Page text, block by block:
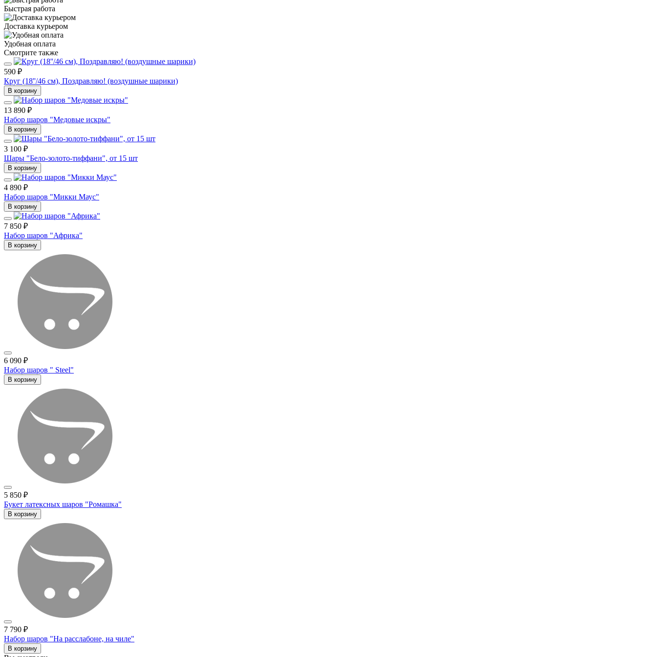
Быстрая работа
Доставка курьером
Удобная оплата
Смотрите также
590 ₽
Круг (18''/46 см), Поздравляю! (воздушные шарики)
В корзину
13 890 ₽
Набор шаров "Медовые искры"
В корзину
3 100 ₽
Шары "Бело-золото-тиффани", от 15 шт
В корзину
4 890 ₽
Набор шаров "Микки Маус"
В корзину
7 850 ₽
Набор шаров "Африка"
В корзину
6 090 ₽
Набор шаров " Steel"
В корзину
5 850 ₽
Букет латексных шаров "Ромашка"
В корзину
7 790 ₽
Набор шаров "На расслабоне, на чиле"
В корзину